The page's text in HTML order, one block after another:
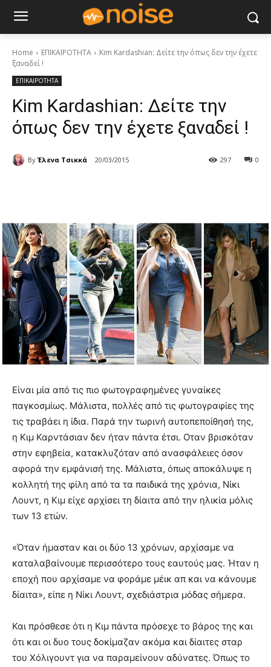
Home ΕΠΙΚΑΙΡΟΤΗΤΑ
Kim Kardashian: Δείτε την όπως δεν την έχετε
ξαναδεί !
ΕΠΙΚΑΙΡΟΤΗΤΑ
Kim Kardashian: Δείτε την
όπως δεν την έχετε ξαναδεί !
By Έλενα Τσικκά 20/03/2015 0
297
Είναι μία από τις πιο φωτογραφημένες γυναίκες
παγκοσμίως. Μάλιστα, πολλές από τις φωτογραφίες της
τις τραβάει η ίδια. Παρά την τωρινή αυτοπεποίθησή της,
η Κιμ Καρντάσιαν δεν ήταν πάντα έτσι. Οταν βρισκόταν
στην εφηβεία, κατακλυζόταν από ανασφάλειες όσον
αφορά την εμφάνισή της. Μάλιστα, όπως αποκάλυψε η
κολλητή της φίλη από τα τα παιδικά της χρόνια, Νίκι
Λουντ, η Κιμ είχε αρχίσει τη δίαιτα από την ηλικία μόλις
των 13 ετών.
«Όταν ήμασταν και οι δύο 13 χρόνων, αρχίσαμε να
καταλαβαίνουμε περισσότερο τους εαυτούς μας. Ήταν η
εποχή που αρχίσαμε να φοράμε μέικ απ και να κάνουμε
δίαιτα», είπε η Νίκι Λουντ, σχεδιάστρια μόδας σήμερα.
Και πρόσθεσε ότι η Κιμ πάντα πρόσεχε το βάρος της και
ότι και οι δυο τους δοκίμαζαν ακόμα και δίαιτες σταρ
του Χόλιγουντ για να παραμείνουν αδύνατες. Όπως το